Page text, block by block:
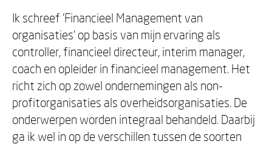
Ik schreef ‘Financieel Management van
organisaties’ op basis van mijn ervaring als
controller, financieel directeur, interim manager,
coach en opleider in financieel management. Het
richt zich op zowel ondernemingen als non-
profitorganisaties als overheidsorganisaties. De
onderwerpen worden integraal behandeld. Daarbij
ga ik wel in op de verschillen tussen de soorten